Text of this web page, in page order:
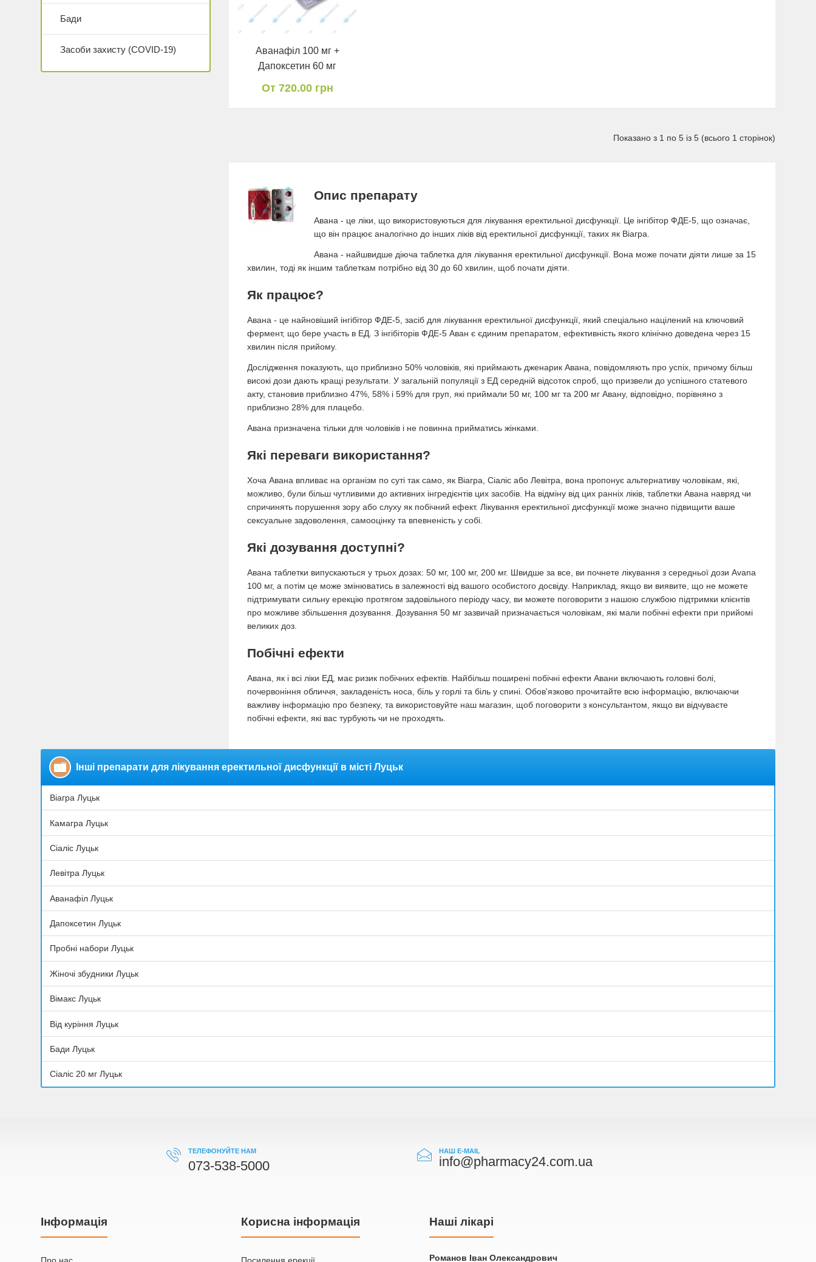
Бади
Засоби захисту (COVID-19)
Аванафіл 100 мг +
Дапоксетин 60 мг
От 720.00 грн
Показано з 1 по 5 із 5 (всього 1 сторінок)
Опис препарату
Авана - це ліки, що використовуються для лікування еректильної дисфункції. Це інгібітор ФДЕ-5, що означає,
що він працює аналогічно до інших ліків від еректильної дисфункції, таких як Віагра.
Авана - найшвидше діюча таблетка для лікування еректильної дисфункції. Вона може почати діяти лише за 15
хвилин, тоді як іншим таблеткам потрібно від 30 до 60 хвилин, щоб почати діяти.
Як працює?
Авана - це найновіший інгібітор ФДЕ-5, засіб для лікування еректильної дисфункції, який спеціально націлений на ключовий
фермент, що бере участь в ЕД. З інгібіторів ФДЕ-5 Аван є єдиним препаратом, ефективність якого клінічно доведена через 15
хвилин після прийому.
Дослідження показують, що приблизно 50% чоловіків, які приймають дженарик Авана, повідомляють про успіх, причому більш
високі дози дають кращі результати. У загальній популяції з ЕД середній відсоток спроб, що призвели до успішного статевого
акту, становив приблизно 47%, 58% і 59% для груп, які приймали 50 мг, 100 мг та 200 мг Авану, відповідно, порівняно з
приблизно 28% для плацебо.
Авана призначена тільки для чоловіків і не повинна прийматись жінками.
Які переваги використання?
Хоча Авана впливає на організм по суті так само, як Віагра, Сіаліс або Левітра, вона пропонує альтернативу чоловікам, які,
можливо, були більш чутливими до активних інгредієнтів цих засобів. На відміну від цих ранніх ліків, таблетки Авана навряд чи
спричинять порушення зору або слуху як побічний ефект. Лікування еректильної дисфункції може значно підвищити ваше
сексуальне задоволення, самооцінку та впевненість у собі.
Які дозування доступні?
Авана таблетки випускаються у трьох дозах: 50 мг, 100 мг, 200 мг. Швидше за все, ви почнете лікування з середньої дози Avana
100 мг, а потім це може змінюватись в залежності від вашого особистого досвіду. Наприклад, якщо ви виявите, що не можете
підтримувати сильну ерекцію протягом задовільного періоду часу, ви можете поговорити з нашою службою підтримки клієнтів
про можливе збільшення дозування. Дозування 50 мг зазвичай призначається чоловікам, які мали побічні ефекти при прийомі
великих доз.
Побічні ефекти
Авана, як і всі ліки ЕД, має ризик побічних ефектів. Найбільш поширені побічні ефекти Авани включають головні болі,
почервоніння обличчя, закладеність носа, біль у горлі та біль у спині. Обов'язково прочитайте всю інформацію, включаючи
важливу інформацію про безпеку, та використовуйте наш магазин, щоб поговорити з консультантом, якщо ви відчуваєте
побічні ефекти, які вас турбують чи не проходять.
Інші препарати для лікування еректильної дисфункції в місті Луцьк
Віагра Луцьк
Камагра Луцьк
Сіаліс Луцьк
Левітра Луцьк
Аванафіл Луцьк
Дапоксетин Луцьк
Пробні набори Луцьк
Жіночі збудники Луцьк
Вімакс Луцьк
Від куріння Луцьк
Бади Луцьк
Сіаліс 20 мг Луцьк
ТЕЛЕФОНУЙТЕ НАМ
073-538-5000
НАШ E-MAIL
info@pharmacy24.com.ua
Iнформація
Про нас
Корисна інформація
Посилення ерекції
Наші лікарі
Романов Iван Олександрович